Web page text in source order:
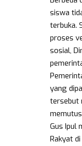
siswa
terbuka.
proses
sosial,
yang
tersebut
Gus Ipul
Rakyat